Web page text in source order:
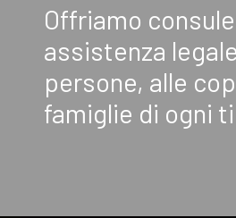
Offriamo
assistenza
persone, alle
famiglie di ogni